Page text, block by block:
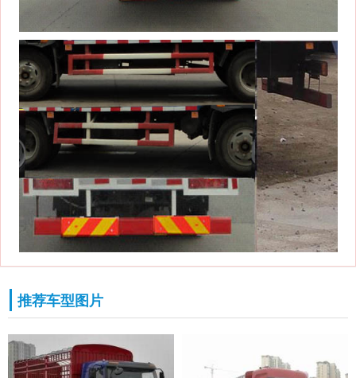
推荐车型图片